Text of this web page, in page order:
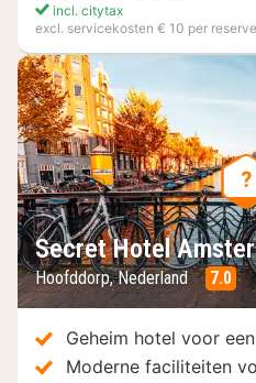
incl. citytax
excl. servicekosten € 10 per
Secret Hotel
Hoofddorp, Nederland 7.0
Geheim hotel voor
Moderne faciliteiten